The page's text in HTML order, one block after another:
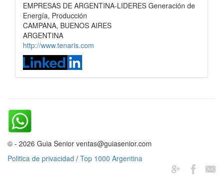
EMPRESAS DE ARGENTINA-LIDERES Generación de
Energía, Producción
CAMPANA, BUENOS AIRES
ARGENTINA
http://www.tenaris.com
© - 2026 Guia Senior ventas@guiasenior.com
Politica de privacidad / Top 1000 Argentina